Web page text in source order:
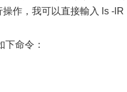
作，我可以直接輸入 ls -lR
命令：